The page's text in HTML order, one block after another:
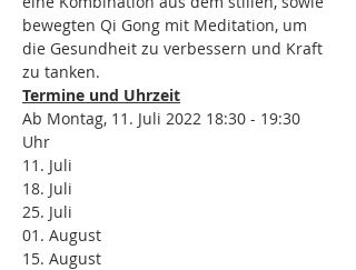
bewegten Qi Gong mit Meditation, um
die Gesundheit zu verbessern und Kraft
zu tanken.
Termine und Uhrzeit
Ab Montag, 11. Juli 2022 18:30 - 19:30
Uhr
11. Juli
18. Juli
25. Juli
01. August
15. August